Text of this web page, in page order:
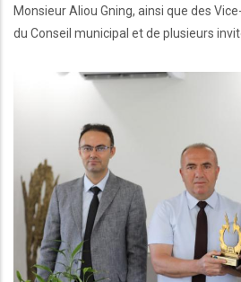
Monsieur Aliou Gning, ainsi que des
du Conseil municipal et de plusieurs